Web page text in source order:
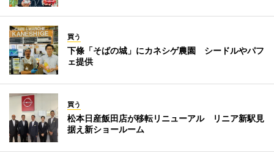
買う
下條「そばの城」にカネシゲ農園 シードルやパフ
ェ提供
買う
松本日産飯田店が移転リニューアル リニア新駅見
据え新ショールーム